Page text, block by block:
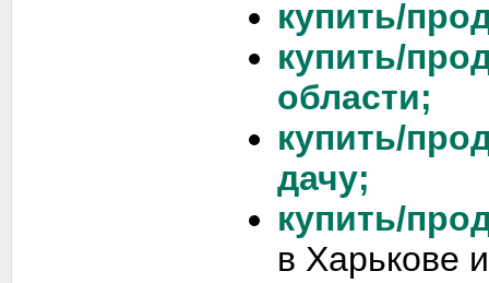
купить/
купить/
области;
купить/
дачу;
купить/
в Харькове